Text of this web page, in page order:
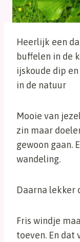
Heerlijk een
buffelen in de
ijskoude dip
in de natuur
Mooie van
zin maar
gewoon gaan.
wandeling.
Daarna lekker
Fris windje
toeven. En dat